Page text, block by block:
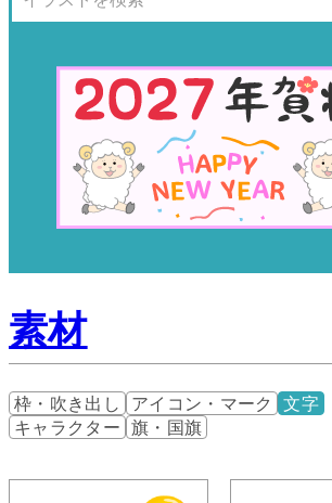
素材
枠・吹き出し アイコン・マーク 文字
キャラクター 旗・国旗